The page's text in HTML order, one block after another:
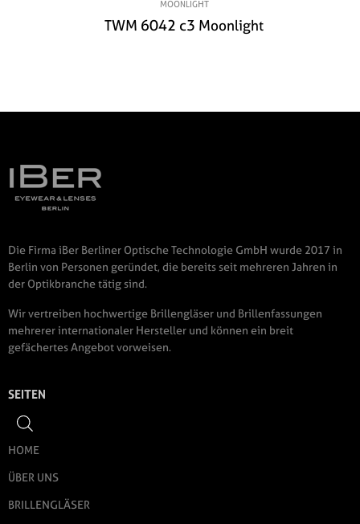
MOONLIGHT
TWM 6042 c3 Moonlight
Die Firma iBer Berliner Optische Technologie GmbH wurde 2017 in
Berlin von Personen geründet, die bereits seit mehreren Jahren in
der Optikbranche tätig sind.
Wir vertreiben hochwertige Brillengläser und Brillenfassungen
mehrerer internationaler Hersteller und können ein breit
gefächertes Angebot vorweisen.
SEITEN
HOME
ÜBER UNS
BRILLENGLÄSER